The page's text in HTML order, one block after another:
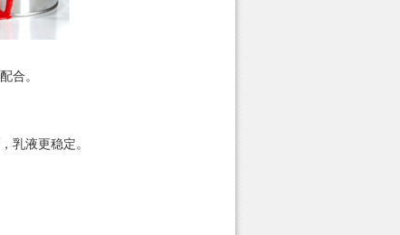
合。
乳液更稳定。